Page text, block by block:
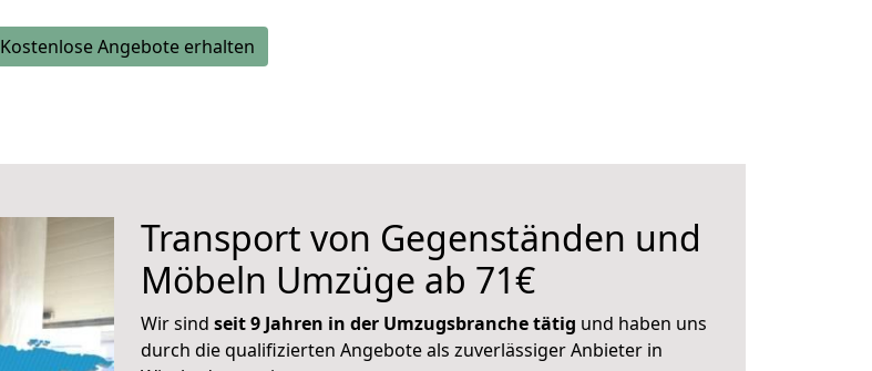
Kostenlose Angebote erhalten
Transport von Gegenständen und
Möbeln Umzüge ab 71€
Wir sind seit 9 Jahren in der Umzugsbranche tätig und haben uns
durch die qualifizierten Angebote als zuverlässiger Anbieter in